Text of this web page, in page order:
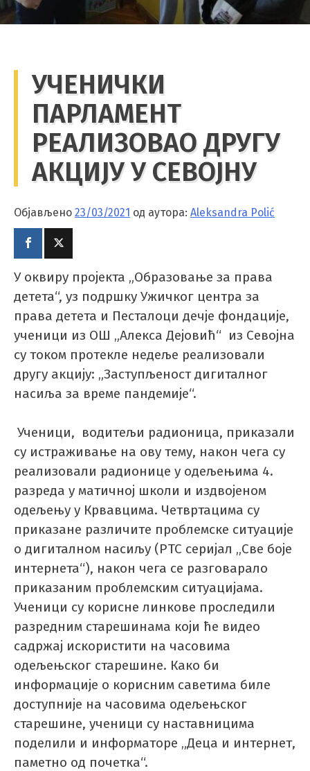
УЧЕНИЧКИ
ПАРЛАМЕНТ
РЕАЛИЗОВАО ДРУГУ
АКЦИЈУ У СЕВОЈНУ
Објављено 23/03/2021 од аутора: Aleksandra Polić
У оквиру пројекта „Образовање за права
детета“, уз подршку Ужичког центра за
права детета и Песталоци дечје фондације,
ученици из ОШ „Алекса Дејовић“ из Севојна
су током протекле недеље реализовали
другу акцију: „Заступљеност дигиталног
насиља за време пандемије“.
Ученици, водитељи радионица, приказали
су истраживање на ову тему, након чега су
реализовали радионице у одељењима 4.
разреда у матичној школи и издвојеном
одељењу у Крвавцима. Четвртацима су
приказане различите проблемске ситуације
о дигиталном насиљу (РТС серијал „Све боје
интернета“), након чега се разговарало
приказаним проблемским ситуацијама.
Ученици су корисне линкове проследили
разредним старешинама који ће видео
садржај искористити на часовима
одељењског старешине. Како би
информације о корисним саветима биле
доступније на часовима одељењског
старешине, ученици су наставницима
поделили и информаторе „Деца и интернет,
паметно од почетка“.